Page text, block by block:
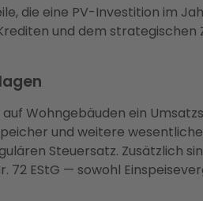
die eine PV-Investition im
und dem
Wohngebäuden ein
und weitere
Steuersatz. Zusätzlich
72 EStG — sowohl